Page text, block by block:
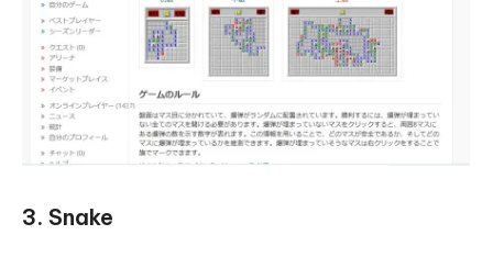
3. Snake